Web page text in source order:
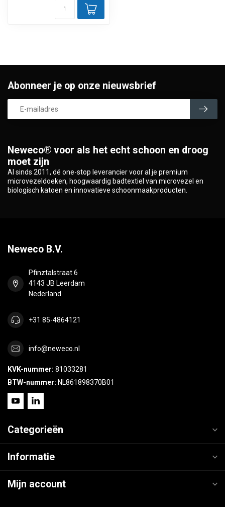
Neweco® voor als het echt schoon en droog
moet zijn
Al sinds 2011, dé one-stop leverancier voor al je premium
microvezeldoeken, hoogwaardig badtextiel van microvezel en
biologisch katoen en innovatieve schoonmaakproducten.
Abonneer je op onze nieuwsbrief
Neweco B.V.
Pfinztalstraat 6
4143 JB Leerdam
Nederland
+31 85-4864121
info@neweco.nl
KVK-nummer: 81033281
BTW-nummer: NL861898370B01
Categorieën
Informatie
Mijn account